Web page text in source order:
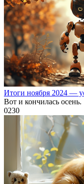
Итоги ноября 2024 —
Вот и кончилась осень.
0230